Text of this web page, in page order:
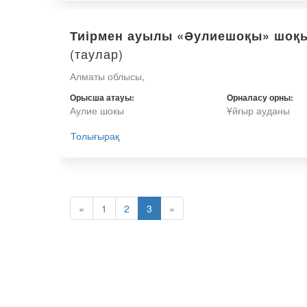
Тиірмен ауылы «Әулиешоқы»
(таулар)
Алматы облысы,
Орысша атауы:
Аулие шокы
Орналасу орны:
Ұйғыр ауданы
Толығырақ
« 1 2 3 »